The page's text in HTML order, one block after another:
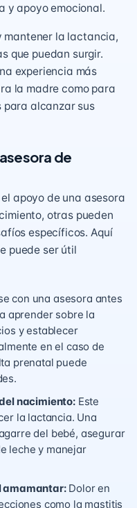
y apoyo emocional.
mantener la lactancia,
que puedan surgir.
experiencia más
la madre como para
para alcanzar sus
de
apoyo de una asesora
otras pueden
específicos. Aquí
puede ser útil
con una asesora antes
aprender sobre la
y establecer
en el caso de
prenatal puede
nacimiento:Este
la lactancia. Una
del bebé, asegurar
leche y manejar
amamantar:Dolor en
como la mastitis